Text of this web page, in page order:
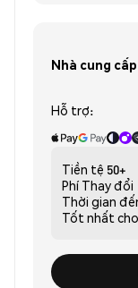
Nhà cung
Hỗ trợ:
Tiền tệ 50+
Phí Thay đổi
Thời gian
Tốt nhất cho